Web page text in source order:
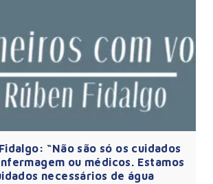
“Não são só os cuidados
ou médicos. Estamos
necessários de água